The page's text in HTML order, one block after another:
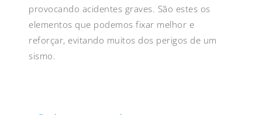
provocando acidentes graves. São estes os
elementos que podemos fixar melhor e
reforçar, evitando muitos dos perigos de um
sismo.